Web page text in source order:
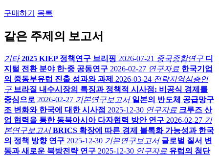
구매하기 목록
같은 주제의 보고서
기타 2025 KIEP 정책연구 브리핑 2026-07-21 중국종합연구 디
지털 전환 분야 한·중 공동연구 2026-02-27 연구자료 한국기업
의 중동부유럽 진출 성과와 과제
2026-03-24 전략지역심층연
구 브라질 내수시장의 특징과 정책적 시사점: 비공식 경제를
중심으로 2026-02-27 기본연구보고서 일본의 반도체 공급망구
조 변화와 한국에 대한 시사점 2025-12-30 연구자료 크루즈 산
업 협력을 통한 동북아시아 다자협력 방안 연구 2026-02-27 기
본연구보고서 BRICS 확장에 따른 경제 블록화 가능성과 한국
의 정책 방향 연구 2025-12-30 기본연구보고서 글로벌 질서 변
동과 새로운 북방전략 연구 2025-12-30 연구자료 유럽의 첨단